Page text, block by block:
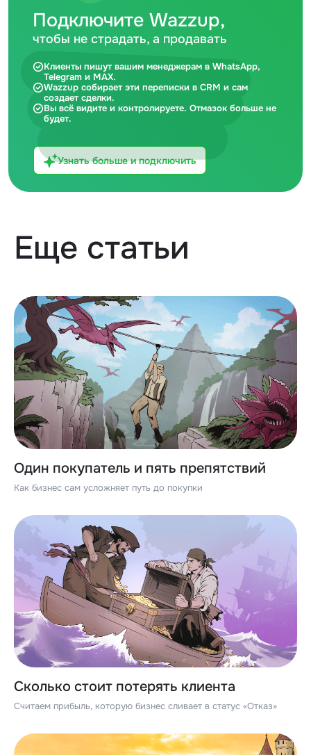
Подключите Wazzup,
чтобы не страдать, а продавать
Клиенты пишут вашим менеджерам в WhatsApp,
Telegram и MAX.
Wazzup собирает эти переписки в CRM и сам
создает сделки.
Вы всё видите и контролируете. Отмазок больше не
будет.
Узнать больше и подключить
Еще статьи
Один покупатель и пять препятствий
Как бизнес сам усложняет путь до покупки
Сколько стоит потерять клиента
Считаем прибыль, которую бизнес сливает в статус «Отказ»